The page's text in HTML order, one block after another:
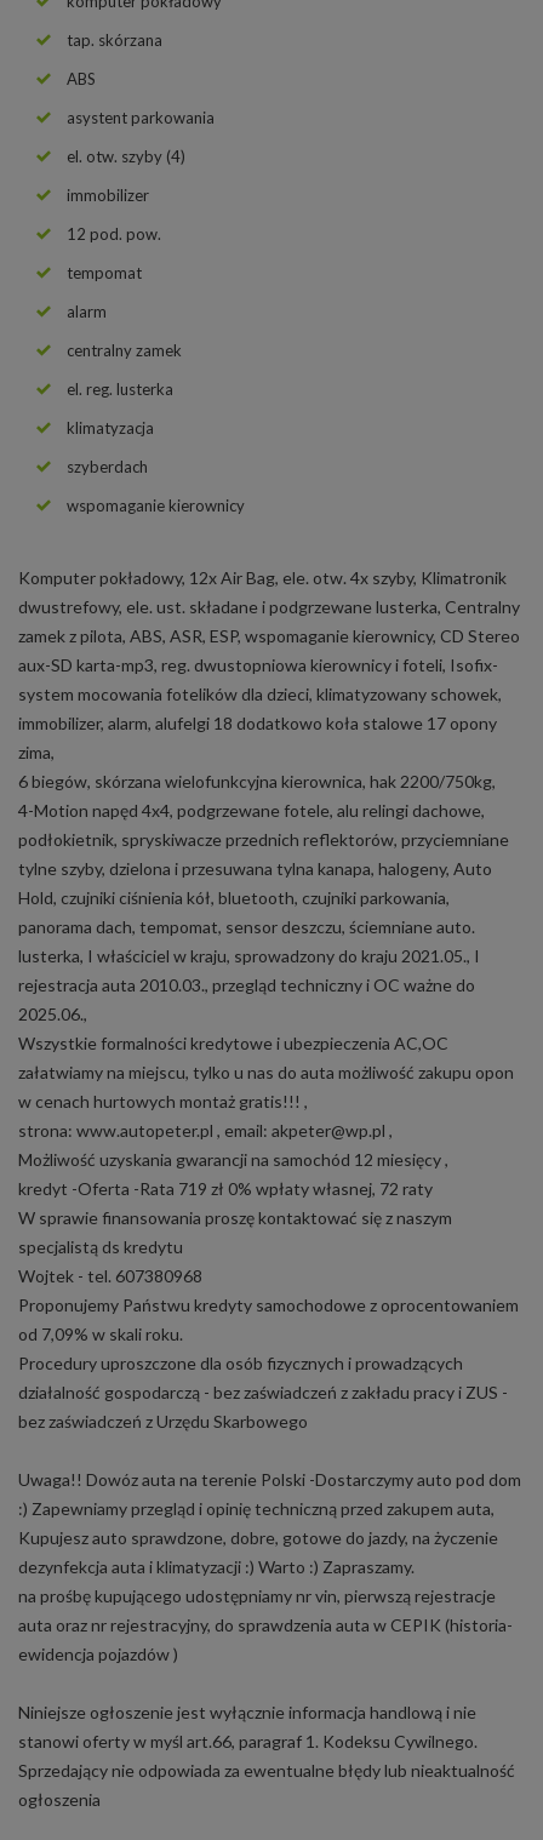
tap. skórzana
ABS
asystent parkowania
el. otw. szyby (4)
immobilizer
12 pod. pow.
tempomat
alarm
centralny zamek
el. reg. lusterka
klimatyzacja
szyberdach
wspomaganie kierownicy
Komputer pokładowy, 12x Air Bag, ele. otw. 4x szyby, Klimatronik
dwustrefowy, ele. ust. składane i podgrzewane lusterka, Centralny
zamek z pilota, ABS, ASR, ESP, wspomaganie kierownicy, CD Stereo
aux-SD karta-mp3, reg. dwustopniowa kierownicy i foteli, Isofix-
system mocowania fotelików dla dzieci, klimatyzowany schowek,
immobilizer, alarm, alufelgi 18 dodatkowo koła stalowe 17 opony
zima,
6 biegów, skórzana wielofunkcyjna kierownica, hak 2200/750kg,
4-Motion napęd 4x4, podgrzewane fotele, alu relingi dachowe,
podłokietnik, spryskiwacze przednich reflektorów, przyciemniane
tylne szyby, dzielona i przesuwana tylna kanapa, halogeny, Auto
Hold, czujniki ciśnienia kół, bluetooth, czujniki parkowania,
panorama dach, tempomat, sensor deszczu, ściemniane auto.
lusterka, I właściciel w kraju, sprowadzony do kraju 2021.05., I
rejestracja auta 2010.03., przegląd techniczny i OC ważne do
2025.06.,
Wszystkie formalności kredytowe i ubezpieczenia AC,OC
załatwiamy na miejscu, tylko u nas do auta możliwość zakupu opon
w cenach hurtowych montaż gratis!!! ,
strona: www.autopeter.pl , email: akpeter@wp.pl ,
Możliwość uzyskania gwarancji na samochód 12 miesięcy ,
kredyt -Oferta -Rata 719 zł 0% wpłaty własnej, 72 raty
W sprawie finansowania proszę kontaktować się z naszym
specjalistą ds kredytu
Wojtek - tel. 607380968
Proponujemy Państwu kredyty samochodowe z oprocentowaniem
od 7,09% w skali roku.
Procedury uproszczone dla osób fizycznych i prowadzących
działalność gospodarczą - bez zaświadczeń z zakładu pracy i ZUS -
bez zaświadczeń z Urzędu Skarbowego
Uwaga!! Dowóz auta na terenie Polski -Dostarczymy auto pod dom
:) Zapewniamy przegląd i opinię techniczną przed zakupem auta,
Kupujesz auto sprawdzone, dobre, gotowe do jazdy, na życzenie
dezynfekcja auta i klimatyzacji :) Warto :) Zapraszamy.
na prośbę kupującego udostępniamy nr vin, pierwszą rejestracje
auta oraz nr rejestracyjny, do sprawdzenia auta w CEPIK (historia-
ewidencja pojazdów )
Niniejsze ogłoszenie jest wyłącznie informacja handlową i nie
stanowi oferty w myśl art.66, paragraf 1. Kodeksu Cywilnego.
Sprzedający nie odpowiada za ewentualne błędy lub nieaktualność
ogłoszenia